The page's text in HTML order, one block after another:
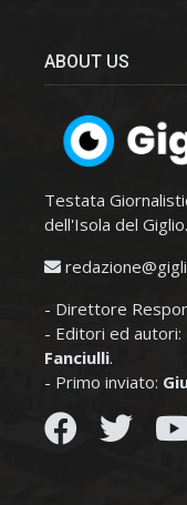
ABOUT US
Testata
dell'Isola del Giglio.
- Direttore
- Editori ed autori:
Fanciulli.
- Primo inviato: